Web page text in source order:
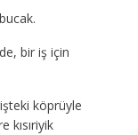
bir iş için
köprüyle
kısıriyik